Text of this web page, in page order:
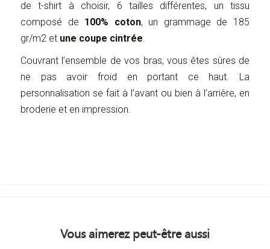
de t-shirt à choisir, 6 tailles différentes, un tissu
composé de 100% coton, un grammage de 185
gr/m2 et une coupe cintrée.
Couvrant l’ensemble de vos bras, vous êtes sûres de
ne pas avoir froid en portant ce haut. La
personnalisation se fait à l’avant ou bien à l’arrière, en
broderie et en impression.
Vous aimerez peut-être aussi